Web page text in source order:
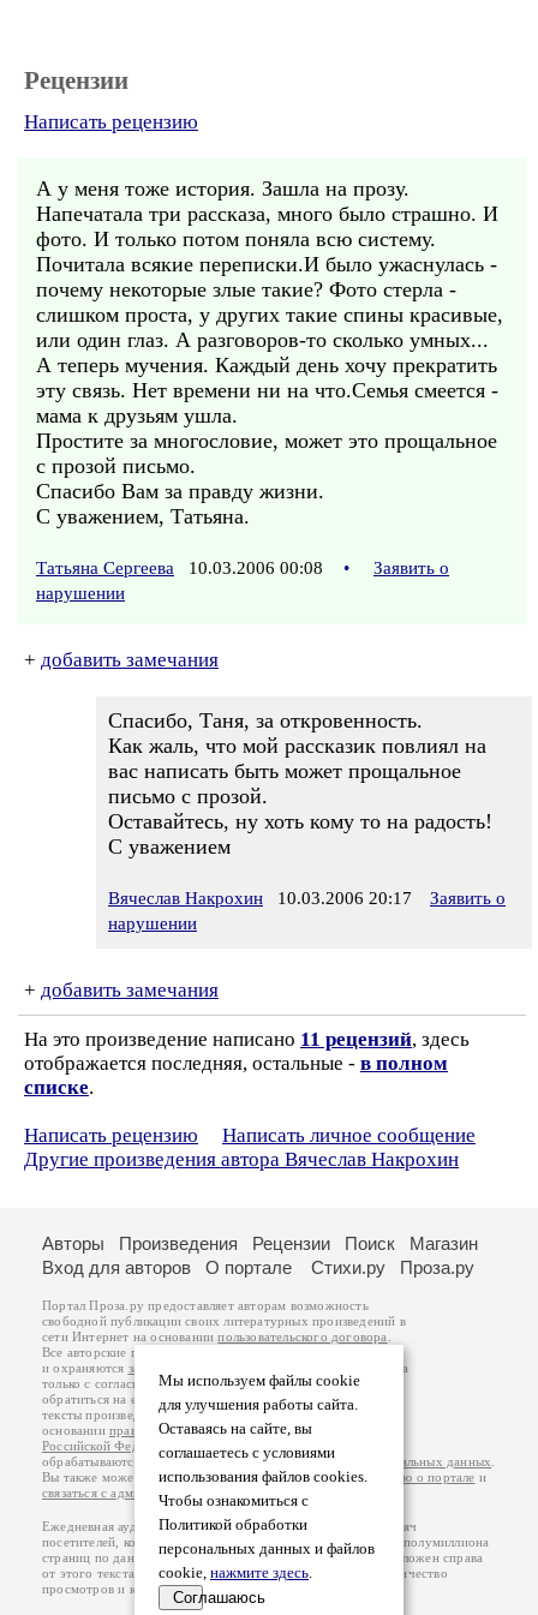
Рецензии
Написать рецензию
А у меня тоже история. Зашла на прозу.
Напечатала три рассказа, много было страшно. И
фото. И только потом поняла всю систему.
Почитала всякие переписки.И было ужаснулась -
почему некоторые злые такие? Фото стерла -
слишком проста, у других такие спины красивые,
или один глаз. А разговоров-то сколько умных...
А теперь мучения. Каждый день хочу прекратить
эту связь. Нет времени ни на что.Семья смеется -
мама к друзьям ушла.
Простите за многословие, может это прощальное
с прозой письмо.
Спасибо Вам за правду жизни.
С уважением, Татьяна.
Татьяна Сергеева 10.03.2006 00:08 •
Заявить о
нарушении
+ добавить замечания
Спасибо, Таня, за откровенность.
Как жаль, что мой рассказик повлиял на
вас написать быть может прощальное
письмо с прозой.
Оставайтесь, ну хоть кому то на радость!
С уважением
Вячеслав Накрохин 10.03.2006 20:17
Заявить о
нарушении
+ добавить замечания
На это произведение написано 11 рецензий, здесь
отображается последняя, остальные - в полном
списке.
Написать рецензию
Написать личное сообщение
Другие произведения автора Вячеслав Накрохин
Мы используем файлы cookie
для улучшения работы сайта.
Оставаясь на сайте, вы
соглашаетесь с условиями
использования файлов cookies.
Чтобы ознакомиться с
Политикой обработки
персональных данных и файлов
cookie, нажмите здесь.
Соглашаюсь
Авторы Произведения Рецензии Поиск
Магазин
Вход для авторов
О портале Стихи.ру Проза.ру
Портал Проза.ру предоставляет авторам возможность
свободной публикации своих литературных произведений в
сети Интернет на основаниипользовательского договора
Все авторские права на произведения принадлежат авторам
и охраняются законом
. Перепечатка произведений возможна
только с согласия его автора, к которому вы можете
обратиться на его авторской странице. Ответственность за
тексты произведений авторы несут самостоятельно на
основанииправил публикацииизаконодательства
Российской Федерации
обрабатываются на основанииПолитики обработки персональных данных
Вы также можете посмотреть более подробнуюинформацию о портале и
связаться с администрацией
Ежедневная аудитория портала Проза.ру – порядка 100 тысяч
посетителей, которые в общей сумме просматривают более полумиллиона
страниц по данным счетчика посещаемости, который расположен справа
от этого текста. В каждой графе указано по две цифры: количество
просмотров и количество посетителей.